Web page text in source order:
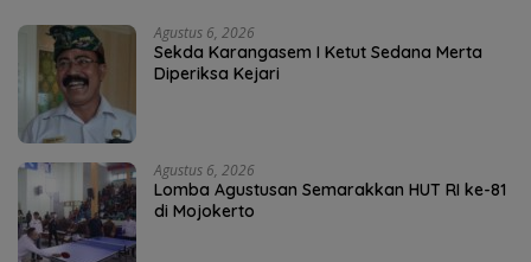
Agustus 6, 2026
Sekda Karangasem I Ketut Sedana Merta
Diperiksa Kejari
Agustus 6, 2026
Lomba Agustusan Semarakkan HUT RI ke-81
di Mojokerto